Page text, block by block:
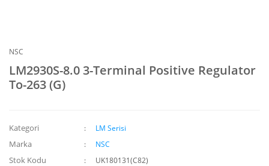
NSC
LM2930S-8.0 3-Terminal Positive Regulator
To-263 (G)
Kategori LM Serisi
Marka NSC
Stok Kodu UK180131(C82)